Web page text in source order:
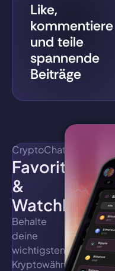
Like,
kommentiere
und teile
spannende
Beiträge
CryptoChat
Favoriten
&
Watchlist
Behalte
deine
wichtigsten
Kryptowährungen